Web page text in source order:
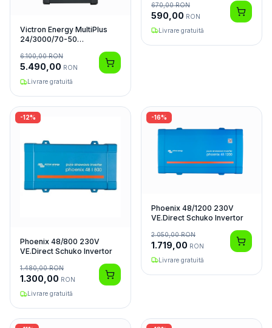
Victron Energy MultiPlus
24/3000/70-50
6.100,00RON
5.490,00 RON
Livrare gratuită
670,00RON
590,00 RON
Livrare gratuită
-12%
Phoenix 48/800 230V
VE.Direct Schuko Invertor
1.480,00RON
1.300,00 RON
Livrare gratuită
-16%
Phoenix 48/1200 230V
VE.Direct Schuko Invertor
2.050,00RON
1.719,00 RON
Livrare gratuită